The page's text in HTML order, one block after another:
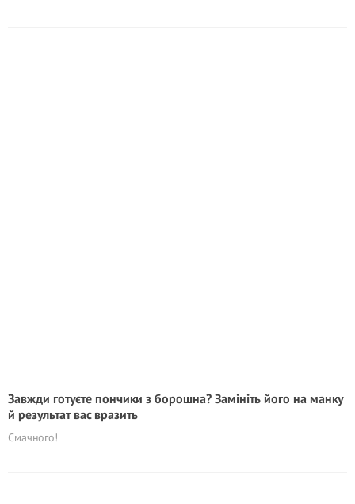
Завжди готуєте пончики з борошна? Замініть його на манку
й результат вас вразить
Смачного!